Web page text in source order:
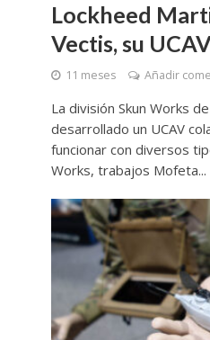
Lockheed
Vectis, su
11 meses Añadir
La división Skun Works
desarrollado un UCAV
funcionar con diversos
Works, trabajos Mofeta...